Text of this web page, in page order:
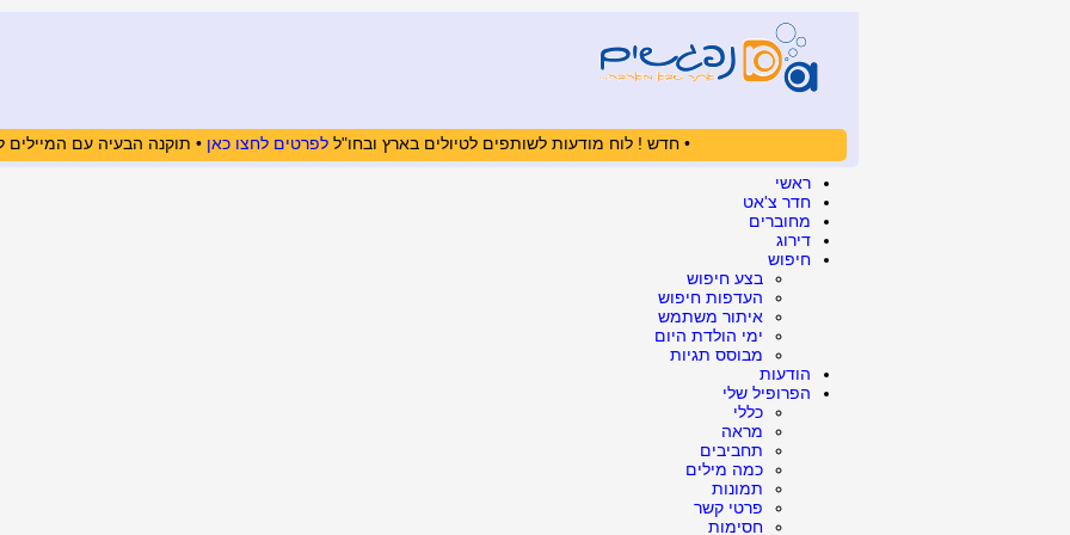
• חדש ! לוח מודעות לשותפים לטיולים בארץ ובחו"ללפרטים לחצו כאן • תוקנה הבעיה עם
ראשי
חדר צ'אט
מחוברים
דירוג
חיפוש
בצע חיפוש
העדפות חיפוש
איתור משתמש
ימי הולדת היום
מבוסס תגיות
הודעות
הפרופיל שלי
כללי
מראה
תחביבים
כמה מילים
תמונות
פרטי קשר
חסימות